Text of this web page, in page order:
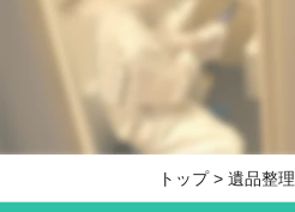
トップ 遺品整理